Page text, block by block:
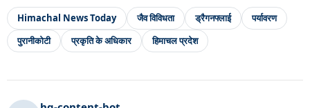
Himachal News Today जैव विविधता ड्रैगनफ्लाई
पर्यावरण
पुरानीकोटी
प्रकृति के अधिकार हिमाचल प्रदेश